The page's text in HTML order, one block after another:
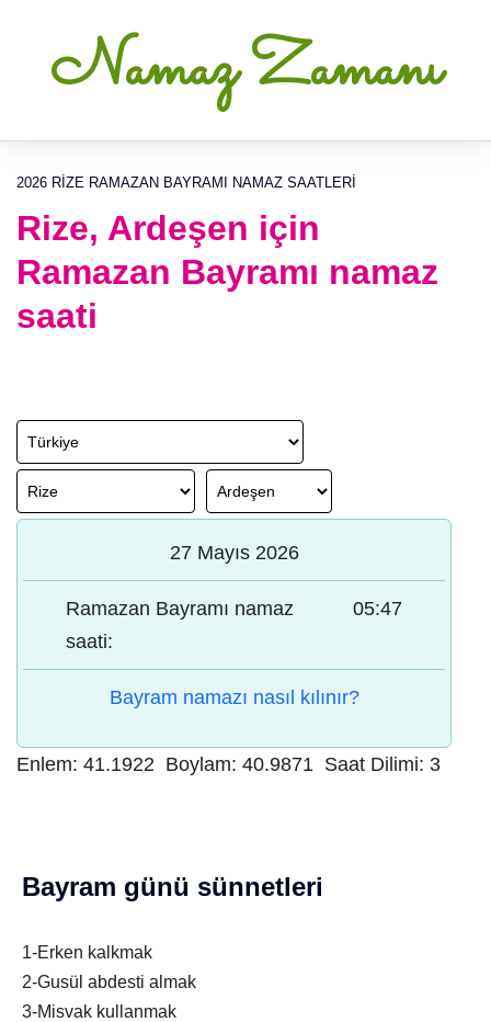
Namaz Zamanı
2026 RIZE RAMAZAN BAYRAMI NAMAZ SAATLERI
Rize, Ardeşen için
Ramazan Bayramı namaz
saati
27 Mayıs 2026
Ramazan Bayramı namaz
saati:
05:47
Bayram namazı nasıl kılınır?
Enlem: 41.1922 Boylam: 40.9871 Saat Dilimi: 3
Bayram günü sünnetleri
1-Erken kalkmak
2-Gusül abdesti almak
3-Misvak kullanmak